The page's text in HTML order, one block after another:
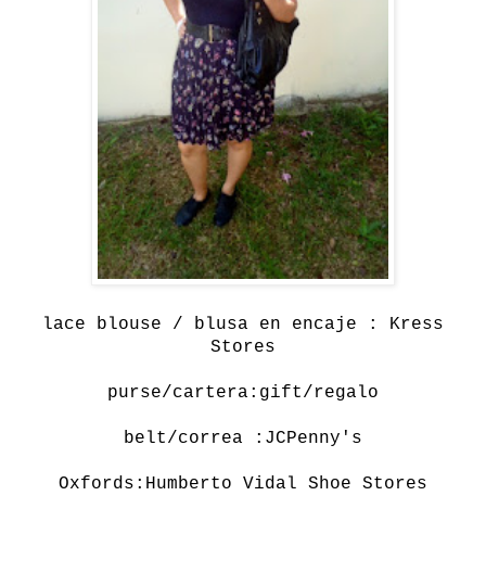
lace blouse / blusa en encaje : Kress
Stores
purse/cartera: gift/regalo
belt/correa :JCPenny's
Oxfords:Humberto Vidal Shoe Stores